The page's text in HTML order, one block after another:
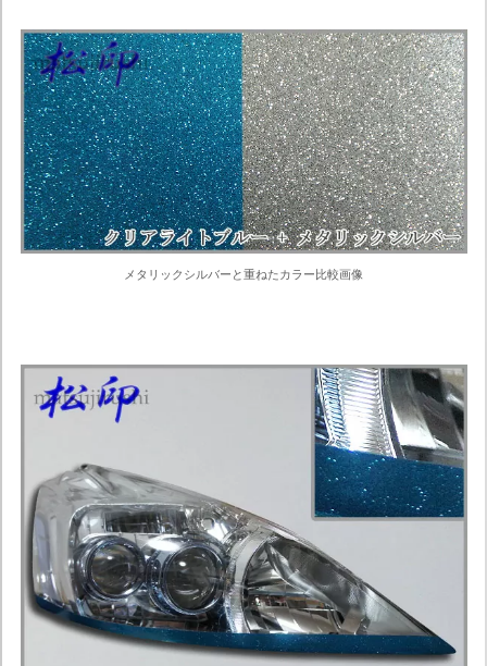
メタリックシルバーと重ねたカラー比較画像